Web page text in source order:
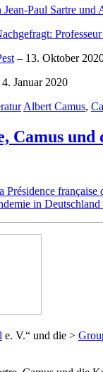
Paul Sartre und
– 13. Oktober
Januar 2020
Albert Camus,
Camus und
in
e. V.“ und die >